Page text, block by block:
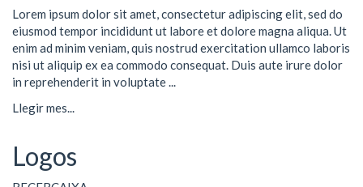
Lorem ipsum dolor sit amet, consectetur adipiscing elit, sed do
eiusmod tempor incididunt ut labore et dolore magna aliqua. Ut
enim ad minim veniam, quis nostrud exercitation ullamco laboris
nisi ut aliquip ex ea commodo consequat. Duis aute irure dolor
in reprehenderit in voluptate ...
Llegir mes...
Logos